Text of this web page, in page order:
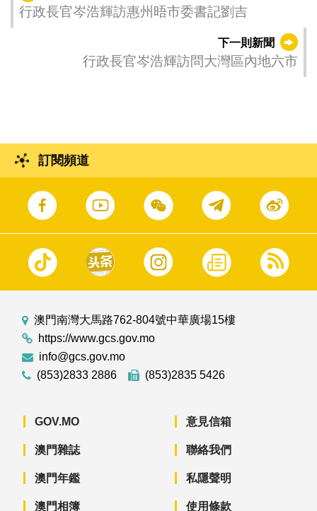
行政長官岑浩輝訪惠州晤市委書記劉吉
下一則新聞
行政長官岑浩輝訪問大灣區內地六市
訂閱頻道
澳門南灣大馬路762-804號中華廣場15樓
https://www.gcs.gov.mo
info@gcs.gov.mo
(853)2833 2886
(853)2835 5426
GOV.MO
澳門雜誌
澳門年鑑
澳門相簿
意見信箱
聯絡我們
私隱聲明
使用條款